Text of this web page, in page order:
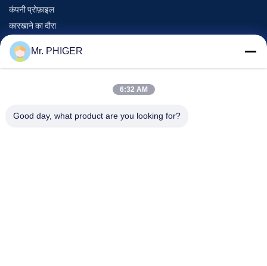
कंपनी प्रोफ़ाइल
कारखाने का दौरा
गुणवत्ता नियंत्रण
साइटमैप
घटनाएँ
Mr. PHIGER
6:32 AM
Good day, what product are you looking for?